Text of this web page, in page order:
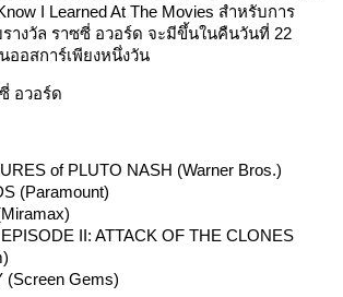
I Learned At The Movies สำหรับการ
างวัล ราซซี่ อวอร์ด จะมีขึ้นในคืนวันที่ 22
อสการ์เพียงหนึ่งวัน
อวอร์ด
of PLUTO NASH (Warner Bros.)
(Paramount)
II: ATTACK OF THE CLONES
(Screen Gems)